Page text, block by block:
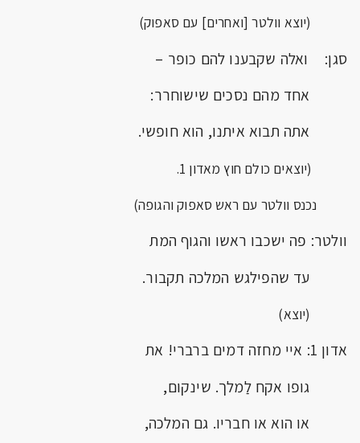
(יוצא וולטר [ואחרים] עם סאפוק)
סגן: ואלה שקבענו להם כופר –
אחד מהם נסכים שישוחרר:
אתה תבוא איתנו, הוא חופשי.
(יוצאים כולם חוץ מאדון 1.
נכנס וולטר עם ראש סאפוק והגופה)
וולטר: פה ישכבו ראשו והגוף המת
עד שהפילגש המלכה תקבור.
(יוצא)
אדון 1: איי מחזה דמים ברברי! את
גופו אקח לַמלך. שינקום,
או הוא או חבריו. גם המלכה,